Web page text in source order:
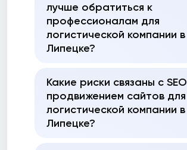
лучше обратиться к
профессионалам для
логистической компании в
Липецке?
Какие риски связаны с SEO
продвижением сайтов для
логистической компании в
Липецке?